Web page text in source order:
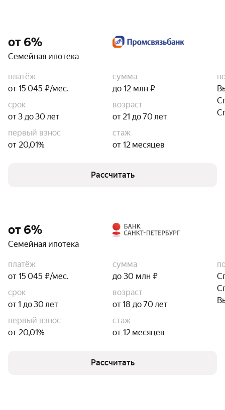
от 6%
Семейная ипотека
платёж
от 15 045 ₽/мес.
сумма
до 12 млн ₽
срок
от 3 до 30 лет
возраст
от 21 до 70 лет
первый взнос
от 20,01%
стаж
от 12 месяцев
Рассчитать
от 6%
Семейная ипотека
платёж
от 15 045 ₽/мес.
сумма
до 30 млн ₽
срок
от 1 до 30 лет
возраст
от 18 до 70 лет
первый взнос
от 20,01%
стаж
от 12 месяцев
Рассчитать